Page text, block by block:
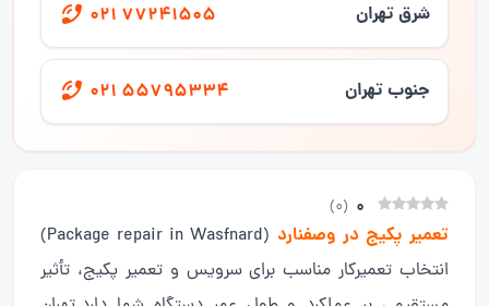
شرق تهران 021 77241505
جنوب تهران 021 55795334
0
(
0
)
تعمیر پکیج در وصفنارد
(Package repair in Wasfnard)
انتخاب تعمیرکار مناسب برای سرویس و تعمیر پکیج، تأثیر